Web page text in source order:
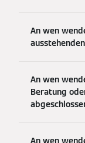
An wen
An wen
Beratung
An wen